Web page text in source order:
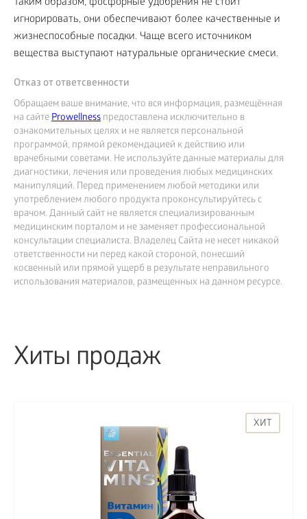
игнорировать, они обеспечивают более качественные и
жизнеспособные посадки. Чаще всего источником
вещества выступают натуральные органические смеси.
Отказ от ответсвенности
Обращаем ваше внимание, что вся информация, размещённая
на сайтеProwellness предоставлена исключительно в
ознакомительных целях и не является персональной
программой, прямой рекомендацией к действию или
врачебными советами. Не используйте данные материалы для
диагностики, лечения или проведения любых медицинских
манипуляций. Перед применением любой методики или
употреблением любого продукта проконсультируйтесь с
врачом. Данный сайт не является специализированным
медицинским порталом и не заменяет профессиональной
консультации специалиста. Владелец Сайта не несет никакой
ответственности ни перед какой стороной, понесший
косвенный или прямой ущерб в результате неправильного
использования материалов, размещенных на данном ресурсе.
Хиты продаж
ХИТ